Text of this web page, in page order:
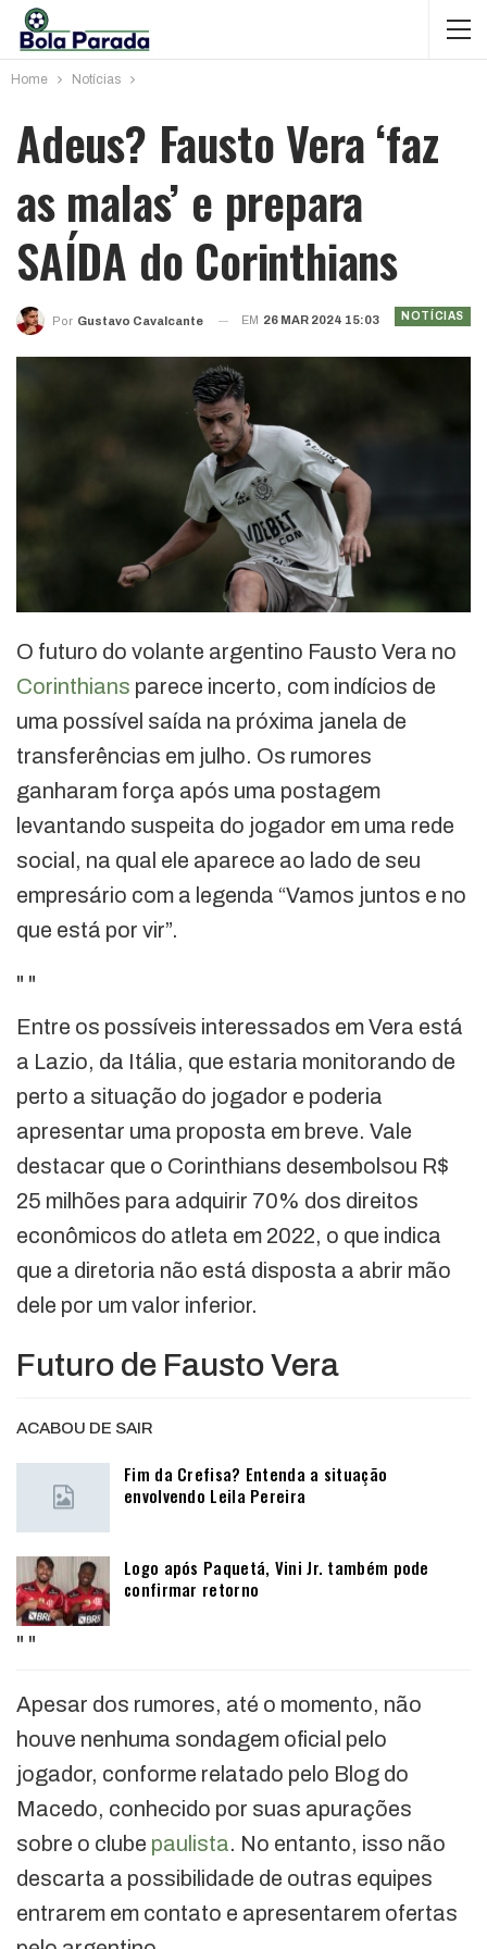
Home Notícias
Adeus? Fausto Vera ‘faz
as malas’ e prepara
SAÍDA do Corinthians
NOTÍCIAS
Por Gustavo Cavalcante EM 26 MAR 2024 15:03
O futuro do volante argentino Fausto Vera no
Corinthians parece incerto, com indícios de
uma possível saída na próxima janela de
transferências em julho. Os rumores
ganharam força após uma postagem
levantando suspeita do jogador em uma rede
social, na qual ele aparece ao lado de seu
empresário com a legenda “Vamos juntos e no
que está por vir”.
" "
Entre os possíveis interessados em Vera está
a Lazio, da Itália, que estaria monitorando de
perto a situação do jogador e poderia
apresentar uma proposta em breve. Vale
destacar que o Corinthians desembolsou R$
25 milhões para adquirir 70% dos direitos
econômicos do atleta em 2022, o que indica
que a diretoria não está disposta a abrir mão
dele por um valor inferior.
Futuro de Fausto Vera
ACABOU DE SAIR
Fim da Crefisa? Entenda a situação
envolvendo Leila Pereira
Logo após Paquetá, Vini Jr. também pode
confirmar retorno
" "
Apesar dos rumores, até o momento, não
houve nenhuma sondagem oficial pelo
jogador, conforme relatado pelo Blog do
Macedo, conhecido por suas apurações
sobre o clube paulista. No entanto, isso não
descarta a possibilidade de outras equipes
entrarem em contato e apresentarem ofertas